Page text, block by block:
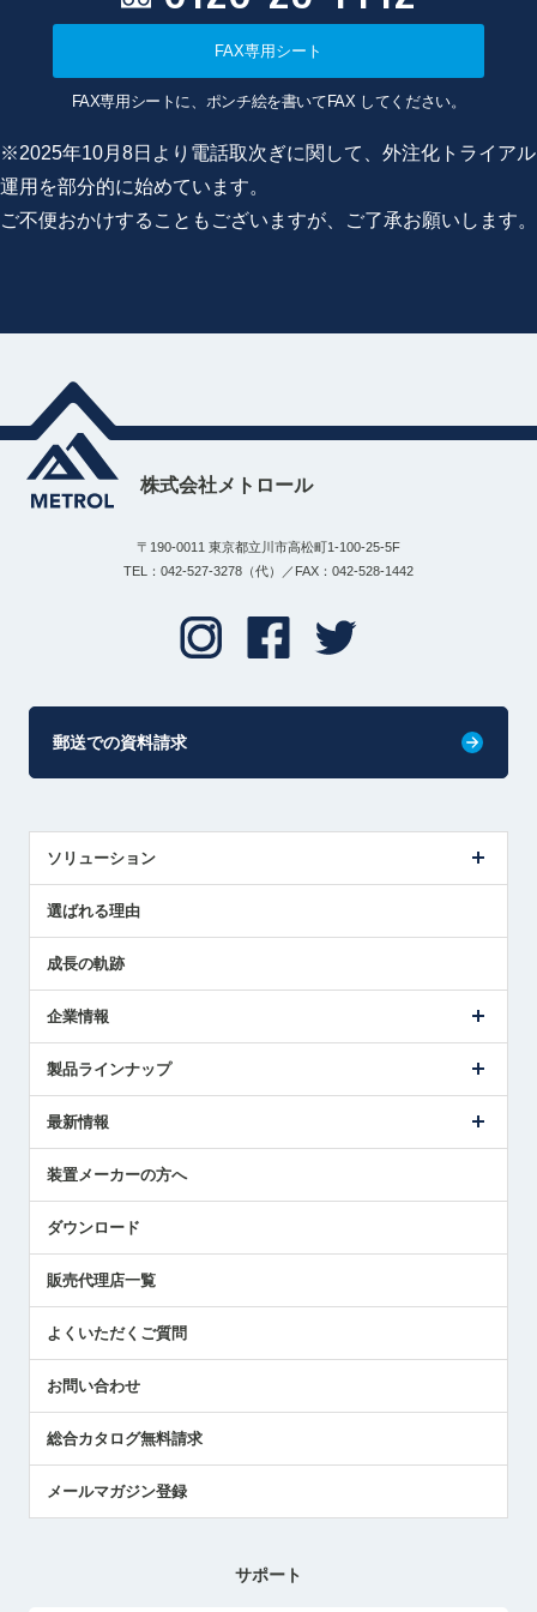
FAX専用シート
FAX専用シートに、ポンチ絵を書いてFAX してください。
※2025年10月8日より電話取次ぎに関して、外注化トライアル
運用を部分的に始めています。
ご不便おかけすることもございますが、ご了承お願いします。
株式会社メトロール
〒190-0011 東京都立川市高松町1-100-25-5F
TEL：042-527-3278（代）／FAX：042-528-1442
郵送での資料請求
ソリューション
解決策提案
選ばれる理由
成長の軌跡
企業情報
ごあいさつ
受賞履歴
採用情報
国/地域/言語
製品ラインナップ
ツールセッタ製品
エアマイクロセンサ製品
最新情報
メトロールの技術
社員ブログ
中小企業のBCP地震対策
センサのテクニカルガイド
社長ブログ
装置メーカーの方へ
ダウンロード
販売代理店一覧
よくいただくご質問
お問い合わせ
総合カタログ無料請求
メールマガジン登録
サポート